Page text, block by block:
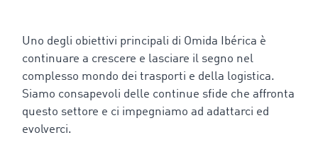
Uno degli obiettivi principali di Omida Ibérica è
continuare a crescere e lasciare il segno nel
complesso mondo dei trasporti e della logistica.
Siamo consapevoli delle continue sfide che affronta
questo settore e ci impegniamo ad adattarci ed
evolverci.